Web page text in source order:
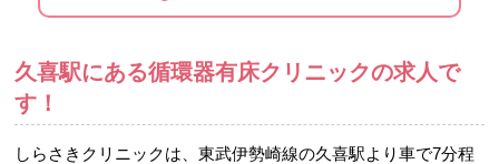
久喜駅にある循環器有床クリニックの求人で
す！
しらさきクリニックは、東武伊勢崎線の久喜駅より車で7分程